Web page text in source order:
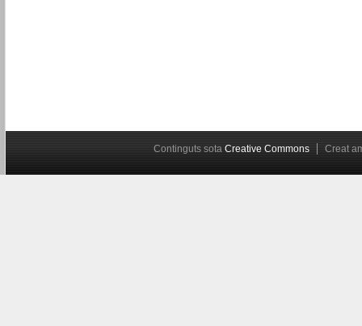
Continguts sota Creative Commons Creat